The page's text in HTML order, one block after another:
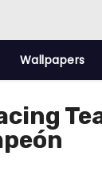
Wallpapers